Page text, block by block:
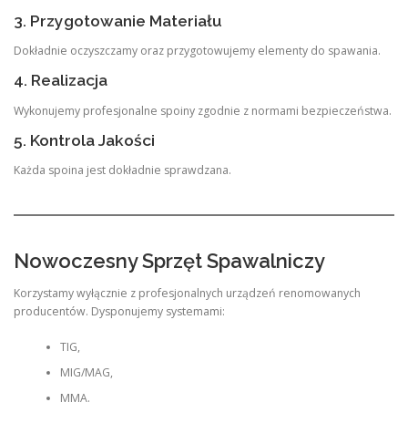
3. Przygotowanie Materiału
Dokładnie oczyszczamy oraz przygotowujemy elementy do spawania.
4. Realizacja
Wykonujemy profesjonalne spoiny zgodnie z normami bezpieczeństwa.
5. Kontrola Jakości
Każda spoina jest dokładnie sprawdzana.
Nowoczesny Sprzęt Spawalniczy
Korzystamy wyłącznie z profesjonalnych urządzeń renomowanych
producentów. Dysponujemy systemami:
TIG,
MIG/MAG,
MMA.